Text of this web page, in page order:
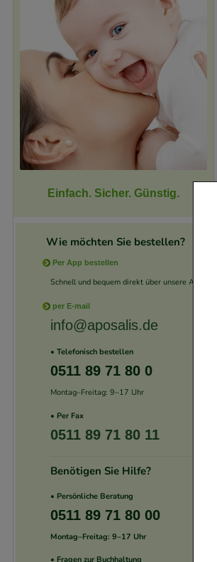
Einfach. Sicher. Günstig.
Wie möchten Sie bestellen?
Per App bestellen
Schnell und bequem direkt über unsere App.
per E-mail
info@aposalis.de
• Telefonisch bestellen
0511 89 71 80 0
Montag–Freitag: 9–17 Uhr
• Per Fax
0511 89 71 80 11
Benötigen Sie Hilfe?
• Persönliche Beratung
0511 89 71 80 00
Montag–Freitag: 9–17 Uhr
• Fragen zur Buchhaltung